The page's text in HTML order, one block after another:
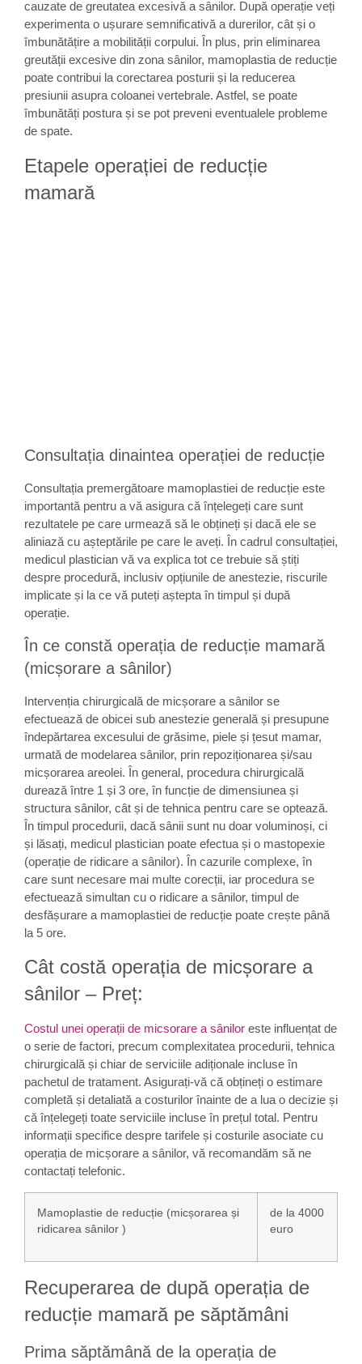
cauzate de greutatea excesivă a sânilor. După operație veți
experimenta o ușurare semnificativă a durerilor, cât și o
îmbunătățire a mobilității corpului. În plus, prin eliminarea
greutății excesive din zona sânilor, mamoplastia de reducție
poate contribui la corectarea posturii și la reducerea
presiunii asupra coloanei vertebrale. Astfel, se poate
îmbunătăți postura și se pot preveni eventualele probleme
de spate.
Etapele operației de reducție
mamară
Consultația dinaintea operației de reducție
Consultația premergătoare mamoplastiei de reducție este
importantă pentru a vă asigura că înțelegeți care sunt
rezultatele pe care urmează să le obțineți și dacă ele se
aliniază cu așteptările pe care le aveți. În cadrul consultației,
medicul plastician vă va explica tot ce trebuie să știți
despre procedură, inclusiv opțiunile de anestezie, riscurile
implicate și la ce vă puteți aștepta în timpul și după
operație.
În ce constă operația de reducție mamară
(micșorare a sânilor)
Intervenția chirurgicală de micșorare a sânilor se
efectuează de obicei sub anestezie generală și presupune
îndepărtarea excesului de grăsime, piele și țesut mamar,
urmată de modelarea sânilor, prin repoziționarea și/sau
micșorarea areolei. În general, procedura chirurgicală
durează între 1 și 3 ore, în funcție de dimensiunea și
structura sânilor, cât și de tehnica pentru care se optează.
În timpul procedurii, dacă sânii sunt nu doar voluminoși, ci
și lăsați, medicul plastician poate efectua și o mastopexie
(operație de ridicare a sânilor). În cazurile complexe, în
care sunt necesare mai multe corecții, iar procedura se
efectuează simultan cu o ridicare a sânilor, timpul de
desfășurare a mamoplastiei de reducție poate crește până
la 5 ore.
Cât costă operația de micșorare a
sânilor – Preț:
Costul unei operații de micsorare a sânilor este influențat de
o serie de factori, precum complexitatea procedurii, tehnica
chirurgicală și chiar de serviciile adiționale incluse în
pachetul de tratament. Asigurați-vă că obțineți o estimare
completă și detaliată a costurilor înainte de a lua o decizie și
că înțelegeți toate serviciile incluse în prețul total. Pentru
informații specifice despre tarifele și costurile asociate cu
operația de micșorare a sânilor, vă recomandăm să ne
contactați telefonic.
Mamoplastie de reducție (micșorarea și
ridicarea sânilor )
de la 4000
euro
Recuperarea de după operația de
reducție mamară pe săptămâni
Prima săptămână de la operația de